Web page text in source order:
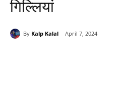
गिल्लियां
By Kalp Kalal April 7, 2024